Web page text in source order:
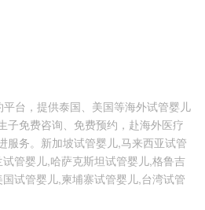
台，提供泰国、美国等海外试管婴儿
子免费咨询、免费预约，赴海外医疗
服务。新加坡试管婴儿,马来西亚试管
管婴儿,哈萨克斯坦试管婴儿,格鲁吉
试管婴儿,柬埔寨试管婴儿,台湾试管